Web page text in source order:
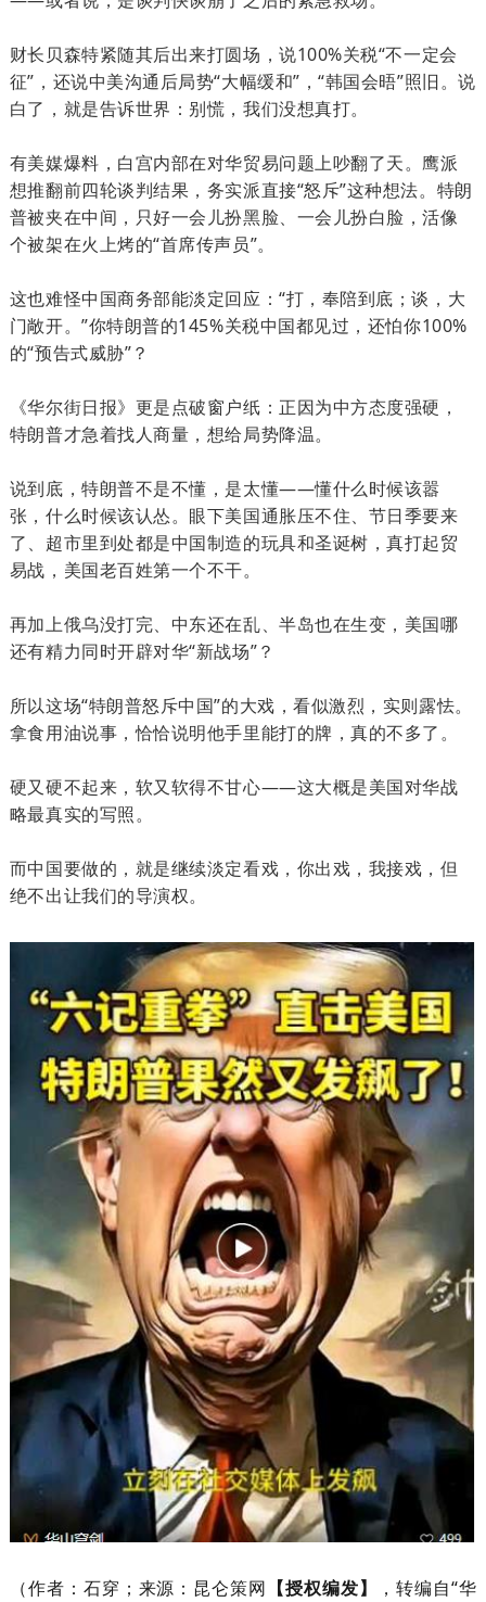
财长贝森特紧随其后出来打圆场，说100%关税“不一定会
征”，还说中美沟通后局势“大幅缓和”，“韩国会晤”照旧。说
白了，就是告诉世界：别慌，我们没想真打。
有美媒爆料，白宫内部在对华贸易问题上吵翻了天。鹰派
想推翻前四轮谈判结果，务实派直接“怒斥”这种想法。特朗
普被夹在中间，只好一会儿扮黑脸、一会儿扮白脸，活像
个被架在火上烤的“首席传声员”。
这也难怪中国商务部能淡定回应：“打，奉陪到底；谈，大
门敞开。”你特朗普的145%关税中国都见过，还怕你100%
的“预告式威胁”？
《华尔街日报》更是点破窗户纸：正因为中方态度强硬，
特朗普才急着找人商量，想给局势降温。
说到底，特朗普不是不懂，是太懂——懂什么时候该嚣
张，什么时候该认怂。眼下美国通胀压不住、节日季要来
了、超市里到处都是中国制造的玩具和圣诞树，真打起贸
易战，美国老百姓第一个不干。
再加上俄乌没打完、中东还在乱、半岛也在生变，美国哪
还有精力同时开辟对华“新战场”？
所以这场“特朗普怒斥中国”的大戏，看似激烈，实则露怯。
拿食用油说事，恰恰说明他手里能打的牌，真的不多了。
硬又硬不起来，软又软得不甘心——这大概是美国对华战
略最真实的写照。
而中国要做的，就是继续淡定看戏，你出戏，我接戏，但
绝不出让我们的导演权。
（作者：石穿；来源：昆仑策网 【授权编发】
，转编自“华